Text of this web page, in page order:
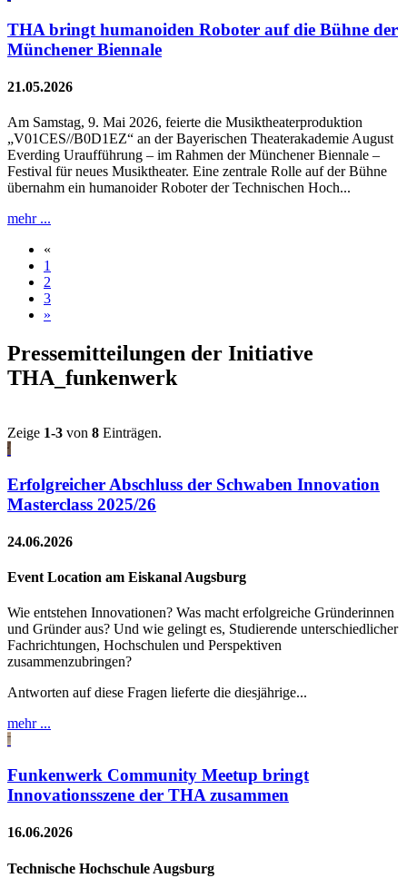
THA bringt humanoiden Roboter auf die Bühne der
Münchener Biennale
21.05.2026
Am Samstag, 9. Mai 2026, feierte die Musiktheaterproduktion
„V01CES//B0D1EZ“ an der Bayerischen Theaterakademie August
Everding Uraufführung – im Rahmen der Münchener Biennale –
Festival für neues Musiktheater. Eine zentrale Rolle auf der Bühne
übernahm ein humanoider Roboter der Technischen Hoch...
mehr ...
«
1
2
3
»
Pressemitteilungen der Initiative
THA_funkenwerk
Zeige 1-3 von 8 Einträgen.
Erfolgreicher Abschluss der Schwaben Innovation
Masterclass 2025/26
24.06.2026
Event Location am Eiskanal Augsburg
Wie entstehen Innovationen? Was macht erfolgreiche Gründerinnen
und Gründer aus? Und wie gelingt es, Studierende unterschiedlicher
Fachrichtungen, Hochschulen und Perspektiven
zusammenzubringen?
Antworten auf diese Fragen lieferte die diesjährige...
mehr ...
Funkenwerk Community Meetup bringt
Innovationsszene der THA zusammen
16.06.2026
Technische Hochschule Augsburg